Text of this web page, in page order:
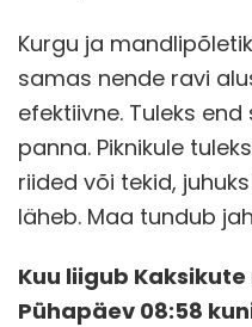
Kurgu ja
samas nende ravi
efektiivne. Tuleks
panna. Piknikule
riided või tekid,
läheb. Maa tundub
Kuu liigub
Pühapäev 08:58